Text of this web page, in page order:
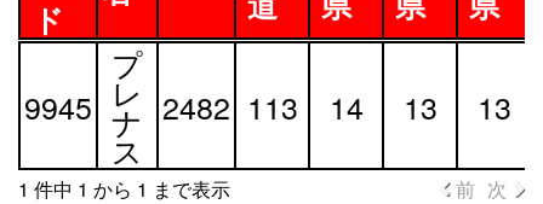
ド
証
コ
ド
銘
柄
名
全 01-
海
02-
森
03-
手
04-
田
9945
プ
レ
ナ
ス
2482 113 14 13 13
1 件中 1 から 1 まで表示 前 次